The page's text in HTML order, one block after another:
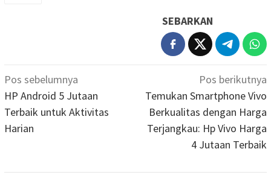
SEBARKAN
Navigasi
pos
Pos sebelumnya
HP Android 5 Jutaan
Terbaik untuk Aktivitas
Harian
Pos berikutnya
Temukan Smartphone Vivo
Berkualitas dengan Harga
Terjangkau: Hp Vivo Harga
4 Jutaan Terbaik